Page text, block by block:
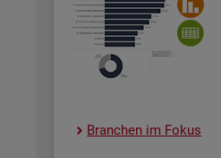
Bran­chen im Fokus